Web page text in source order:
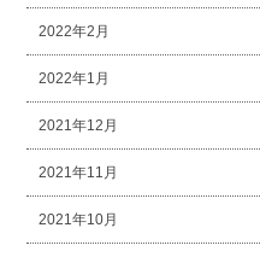
2022年2月
2022年1月
2021年12月
2021年11月
2021年10月